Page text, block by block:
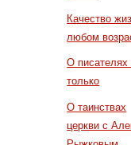
Качество
любом
О писателях
только
О таинствах
церкви с